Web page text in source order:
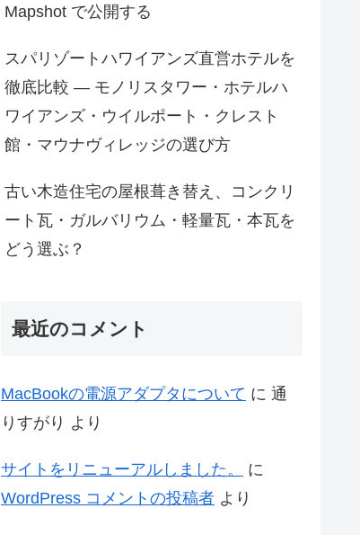
Mapshot で公開する
スパリゾートハワイアンズ直営ホテルを
徹底比較 — モノリスタワー・ホテルハ
ワイアンズ・ウイルポート・クレスト
館・マウナヴィレッジの選び方
古い木造住宅の屋根葺き替え、コンクリ
ート瓦・ガルバリウム・軽量瓦・本瓦を
どう選ぶ？
最近のコメント
MacBookの電源アダプタについて に 通
りすがり より
サイトをリニューアルしました。
に
WordPress コメントの投稿者 より